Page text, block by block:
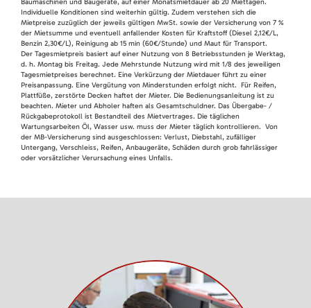
Individuelle Konditionen sind weiterhin gültig. Zudem verstehen sich die
Mietpreise zuzüglich der jeweils gültigen MwSt. sowie der Versicherung von 7 %
der Mietsumme und eventuell anfallender Kosten für Kraftstoff (Diesel 2,12€/L,
Benzin 2,30€/L), Reinigung ab 15 min (60€/Stunde) und Maut für Transport.
Der Tagesmietpreis basiert auf einer Nutzung von 8 Betriebsstunden je Werktag,
d. h. Montag bis Freitag. Jede Mehrstunde Nutzung wird mit 1/8 des jeweiligen
Tagesmietpreises berechnet. Eine Verkürzung der Mietdauer führt zu einer
Preisanpassung. Eine Vergütung von Minderstunden erfolgt nicht. Für Reifen,
Plattfüße, zerstörte Decken haftet der Mieter. Die Bedienungsanleitung ist zu
beachten. Mieter und Abholer haften als Gesamtschuldner. Das Übergabe- /
Rückgabeprotokoll ist Bestandteil des Mietvertrages. Die täglichen
Wartungsarbeiten Öl, Wasser usw. muss der Mieter täglich kontrollieren. Von
der MB-Versicherung sind ausgeschlossen: Verlust, Diebstahl, zufälliger
Untergang, Verschleiss, Reifen, Anbaugeräte, Schäden durch grob fahrlässiger
oder vorsätzlicher Verursachung eines Unfalls.